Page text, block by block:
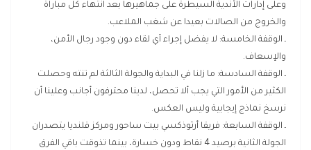
وعلى إدارات الأندية السيطرة على جماهيرها بعد انتهاء كل مباراة
والخروج من الصالات بعيدا عن شغب الملاعب.
ـ الوقفة الخامسة: لا يفضل إجراء أي لقاء دون وجود رجال الأمن،
والإسعاف.
ـ الوقفة السادسة: ما زلنا في البداية والجولة الثالثة لم تنته وحصلت
الكثير من الأمور التي يجب ألا تحصل، لدينا محترفون أجانب وعلينا أن
نرسخ نماذج إيجابية وليس العكس.
ـ الوقفة السابعة: فريقا أرثوذكسي بيت ساحور ومركز قلنديا يتصدران
الجولة الثانية برصيد 4 نقاط ودون خسارة، بينما تذوقت باقي الفرق